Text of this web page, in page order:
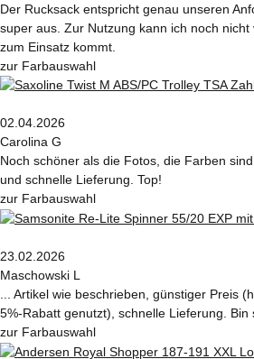
Der Rucksack entspricht genau unseren
super aus. Zur Nutzung kann ich noch
zum Einsatz kommt.
zur Farbauswahl
02.04.2026
Carolina G
Noch schöner als die Fotos, die Farben
und schnelle Lieferung. Top!
zur Farbauswahl
23.02.2026
Maschowski L
... Artikel wie beschrieben, günstiger Preis
5%-Rabatt genutzt), schnelle Lieferung. Bin
zur Farbauswahl